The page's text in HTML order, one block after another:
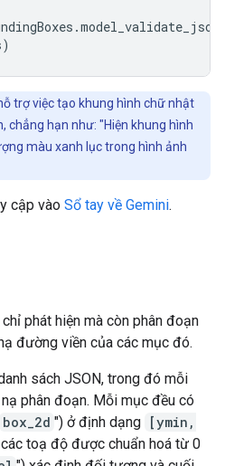
.model_validate_json
)
trợ việc tạo khung hình chữ nhật
chẳng hạn như: "Hiện khung hình
màu xanh lục trong hình ảnh
cập vào Sổ tay về Gemini.
phát hiện mà còn phân đoạn
đường viền của các mục đó.
sách JSON, trong đó mỗi
phân đoạn. Mỗi mục đều có
box_2d ") ở định dạng [ymin,
toạ độ được chuẩn hoá từ 0